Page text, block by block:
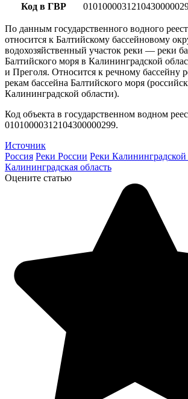
Код в ГВР
По данным государственного водного
относится к Балтийскому бассейновому
водохозяйственный участок реки — реки
Балтийского моря в Калининградской
и Преголя. Относится к речному бассейну
рекам бассейна Балтийского моря
Калининградской области).
Код объекта в государственном водном
01010000312104300000299.
Источник
Россия Реки России Реки Калининградской
Калининградская область
Оцените статью